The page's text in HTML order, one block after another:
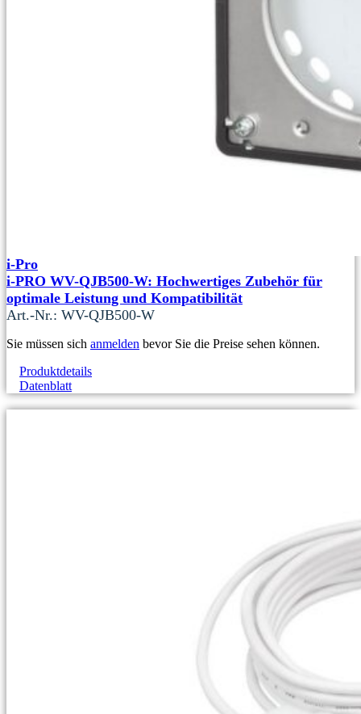
i-Pro
i-PRO WV-QJB500-W: Hochwertiges Zubehör für
optimale Leistung und Kompatibilität
Art.-Nr.: WV-QJB500-W
Sie müssen sich anmelden bevor Sie die Preise sehen können.
Produktdetails
Datenblatt